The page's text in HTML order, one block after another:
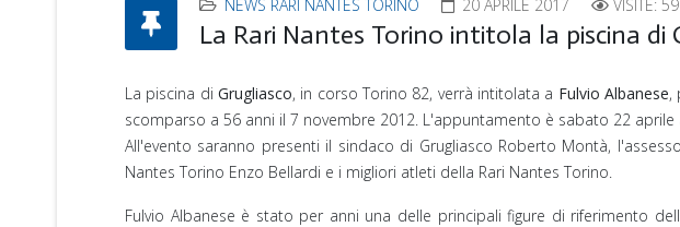
NEWS RARI NANTES TORINO 20 APRILE 2017 VISITE:
La Rari Nantes Torino intitola la piscina di
La piscina di Grugliasco, in corso Torino 82, verrà intitolata a Fulvio Albanese,
scomparso a 56 anni il 7 novembre 2012. L'appuntamento è sabato 22 aprile
All'evento saranno presenti il sindaco di Grugliasco Roberto Montà,
Nantes Torino Enzo Bellardi e i migliori atleti della Rari Nantes Torino.
Fulvio Albanese è stato per anni una delle principali figure di riferimento